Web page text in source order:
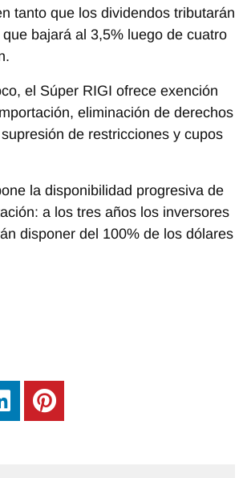
tanto que los dividendos tributarán
bajará al 3,5% luego de cuatro
el Súper RIGI ofrece exención
eliminación de derechos
de restricciones y cupos
la disponibilidad progresiva de
a los tres años los inversores
disponer del 100% de los dólares